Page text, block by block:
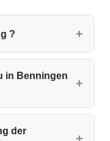
?
in Benningen
der